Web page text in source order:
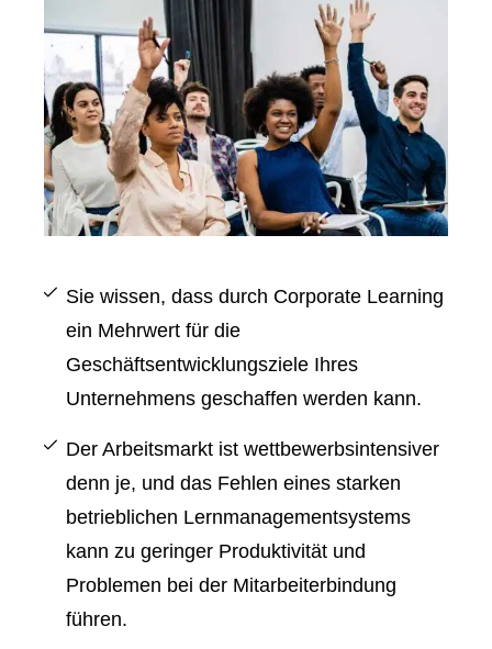
Sie wissen, dass durch Corporate Learning
ein Mehrwert für die
Geschäftsentwicklungsziele Ihres
Unternehmens geschaffen werden kann.
Der Arbeitsmarkt ist wettbewerbsintensiver
denn je, und das Fehlen eines starken
betrieblichen Lernmanagementsystems
kann zu geringer Produktivität und
Problemen bei der Mitarbeiterbindung
führen.